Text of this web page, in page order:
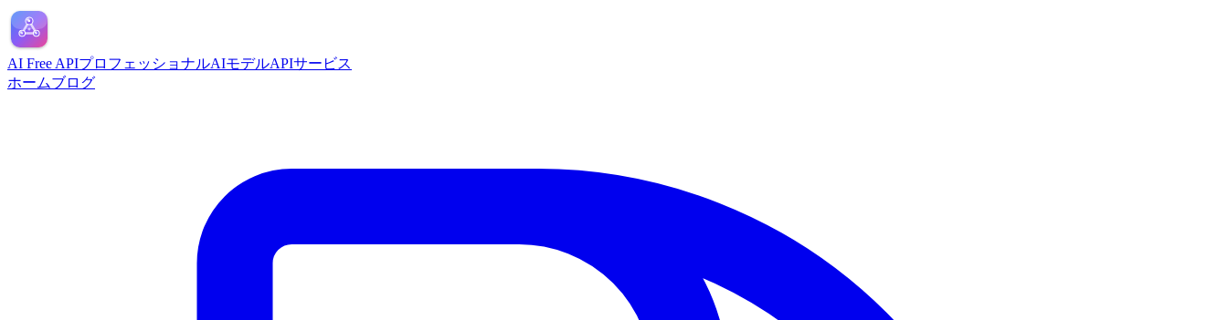
AI Free APIプロフェッショナルAIモデルAPIサービス
ホームブログ